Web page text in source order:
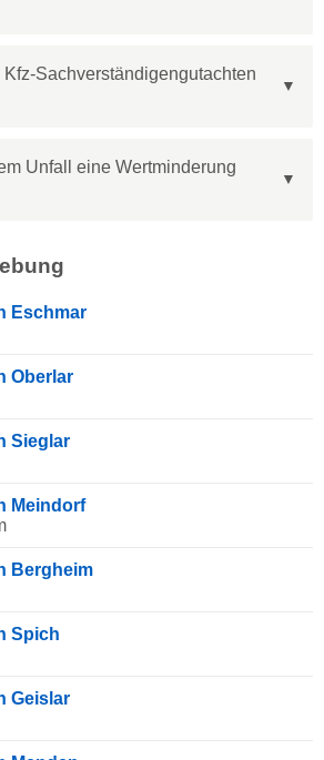
Sachverständigengutachten
Unfall eine Wertminderung
Eschmar
Oberlar
Sieglar
Meindorf
Bergheim
Spich
Geislar